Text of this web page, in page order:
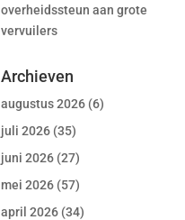
overheidssteun aan grote
vervuilers
Archieven
augustus 2026 (6)
juli 2026 (35)
juni 2026 (27)
mei 2026 (57)
april 2026 (34)